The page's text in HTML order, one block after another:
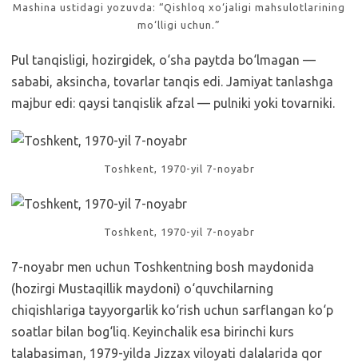
Mashina ustidagi yozuvda: “Qishloq xo‘jaligi mahsulotlarining
mo‘lligi uchun.”
Pul tanqisligi, hozirgidek, o‘sha paytda bo‘lmagan —
sababi, aksincha, tovarlar tanqis edi. Jamiyat tanlashga
majbur edi: qaysi tanqislik afzal — pulniki yoki tovarniki.
Toshkent, 1970-yil 7-noyabr
Toshkent, 1970-yil 7-noyabr
7-noyabr men uchun Toshkentning bosh maydonida
(hozirgi Mustaqillik maydoni) o‘quvchilarning
chiqishlariga tayyorgarlik ko‘rish uchun sarflangan ko‘p
soatlar bilan bog‘liq. Keyinchalik esa birinchi kurs
talabasiman, 1979-yilda Jizzax viloyati dalalarida qor